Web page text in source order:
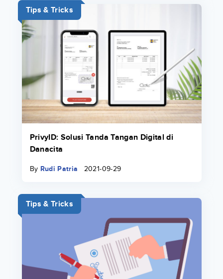
Tips & Tricks
PrivyID: Solusi Tanda Tangan Digital di
Danacita
By Rudi Patria 2021-09-29
Tips & Tricks